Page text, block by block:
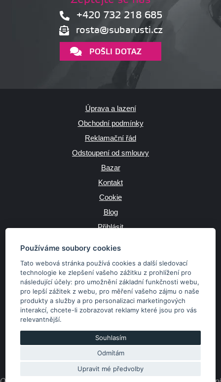
Používáme soubory cookies
Tato webová stránka používá cookies a další sledovací
technologie ke zlepšení vašeho zážitku z prohlížení pro
následující účely: pro umožnění základní funkčnosti webu,
pro lepší zážitek z webu, pro měření vašeho zájmu o naše
produkty a služby a pro personalizaci marketingových
interakcí,chcete-li zobrazovat reklamy které jsou pro vás
relevantnější.
Souhlasím
Odmítám
Upravit mé předvolby
+420 732 218 685
rosta@subarusti.cz
POŠLI DOTAZ
Úprava a lazení
Obchodní podmínky
Reklamační řád
Odstoupení od smlouvy
Bazar
Kontakt
Cookie
Blog
Přihlásit
JAZYK
Kč €
Copyright © 2026 SubaruSTI.cz. Všechna práva vyhrazena.